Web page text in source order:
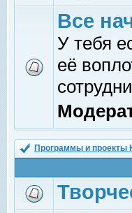
Все
У тебя
её
Программы и проекты